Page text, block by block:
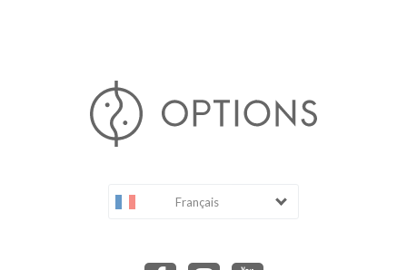
Français